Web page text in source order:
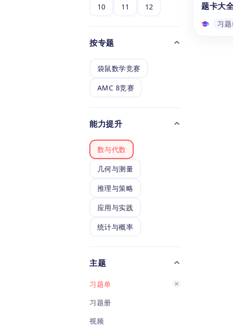
10 11 12
按专题
袋鼠数学竞赛
AMC 8竞赛
能力提升
数与代数
几何与测量
推理与策略
应用与实践
统计与概率
主题
习题单
习题册
视频
题卡大
习